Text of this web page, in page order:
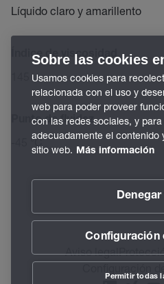
Líquido claro y amarillento
Índice de viscosidad
Punto de fluidez
-45 °C
Aviso legal
Sobre las cookies
Usamos cookies para
relacionada con el uso y
web para poder proveer
con las redes sociales, y
adecuadamente el contenido
sitio web. Más información
Configuración
Permitir todas